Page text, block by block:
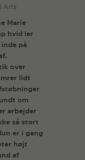
Arts
Marie
hvid ler
på
over
lidt
om
arbejder
så stort
er i gang
højt
af